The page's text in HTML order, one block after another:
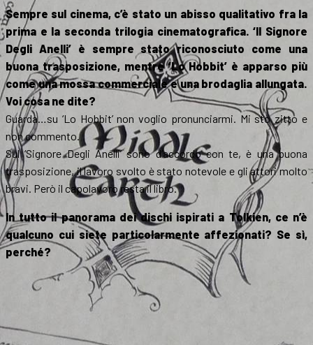
Sempre sul cinema, c’è stato un abisso qualitativo fra la
prima e la seconda trilogia cinematografica. ‘Il Signore
Degli Anelli’ è sempre stato riconosciuto come una
buona trasposizione, mentre ‘Lo Hobbit’ è apparso più
come una mossa commerciale e una brodaglia allungata.
Voi cosa ne dite?
Guarda…su ‘Lo Hobbit’ non voglio pronunciarmi. Mi sto zitto e
non commento.
Sul ‘Signore Degli Anelli’ sono d’accordo con te, è una buona
trasposizione, il lavoro svolto è stato notevole e gli attori molto
bravi. Però il capolavoro resta il libro.
In tutto il panorama dei dischi ispirati a Tolkien, ce n’è
qualcuno cui siete particolarmente affezionati? Se sì,
perché?